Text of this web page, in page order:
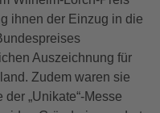
ihnen der Einzug in die
Auszeichnung für
Zudem waren sie
„Unikate“-Messe